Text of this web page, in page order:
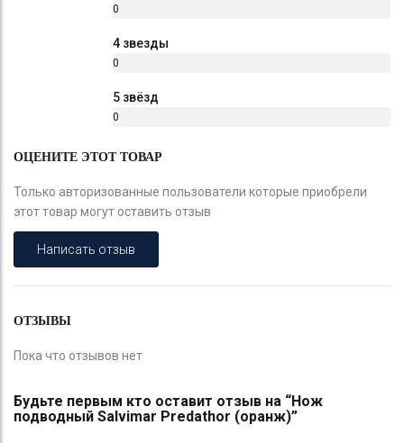
0
4 звезды
0
5 звёзд
0
ОЦЕНИТЕ ЭТОТ ТОВАР
Только авторизованные пользователи которые приобрели
этот товар могут оставить отзыв
Написать отзыв
ОТЗЫВЫ
Пока что отзывов нет
Будьте первым кто оставит отзыв на “Нож
подводный Salvimar Predathor (оранж)”